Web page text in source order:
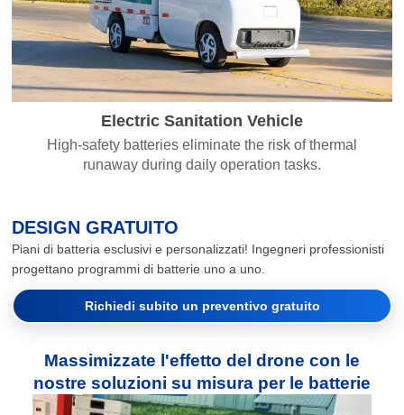
Electric Sanitation Vehicle
High-safety batteries eliminate the risk of thermal
runaway during daily operation tasks.
DESIGN GRATUITO
Piani di batteria esclusivi e personalizzati! Ingegneri professionisti
progettano programmi di batterie uno a uno.
Richiedi subito un preventivo gratuito
Massimizzate l'effetto del drone con le
nostre soluzioni su misura per le batterie